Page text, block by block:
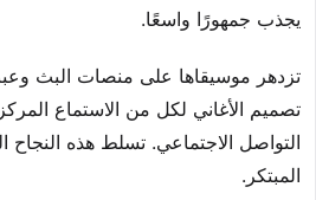
يجذب جمهورًا واسعًا.
تزدهر موسيقاها على منصات البث
تصميم الأغاني لكل من الاستماع
التواصل الاجتماعي. تسلط هذه النجاح
المبتكر.